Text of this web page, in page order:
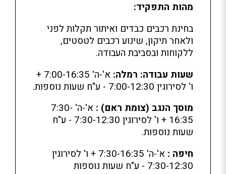
מהות התפקיד:
בחינת רכבים כבדים ואיתור תקלות לפני
ולאחר תיקון, שינוע רכבים לטסטים,
ללקוחות ובסביבת העבודה.
שעות עבודה: רמלה:
א'-ה' 7:00-16:35 +
ו' לסירוגין 7:00-12:30 - ע"ח שעות נוספות.
מוסך הנגב (צומת ראם) :
א'-ה' 7:30-
16:35 + ו' לסירוגין 7:30-12:30 - ע"ח
שעות נוספות.
חיפה :
א'-ה' 7:30-16:35 + ו' לסירוגין
7:30-12:30 - ע"ח שעות נוספות